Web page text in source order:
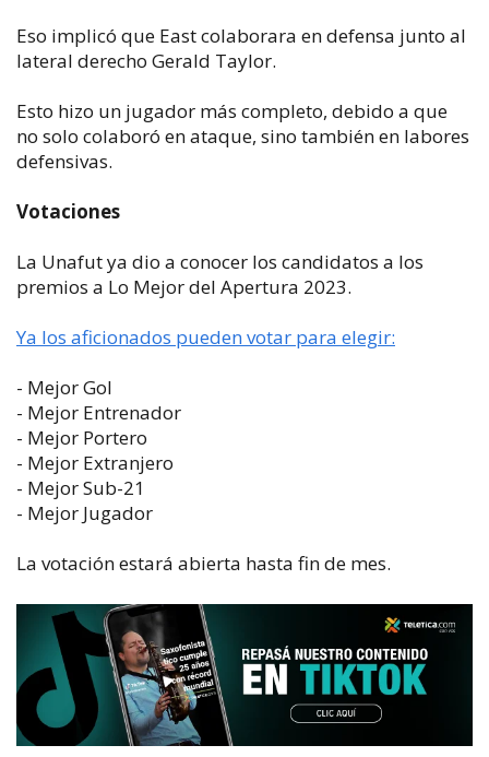
Eso implicó que East colaborara en defensa junto al
lateral derecho Gerald Taylor.
Esto hizo un jugador más completo, debido a que
no solo colaboró en ataque, sino también en labores
defensivas.
Votaciones
La Unafut ya dio a conocer los candidatos a los
premios a Lo Mejor del Apertura 2023.
Ya los aficionados pueden votar para elegir:
- Mejor Gol
- Mejor Entrenador
- Mejor Portero
- Mejor Extranjero
- Mejor Sub-21
- Mejor Jugador
La votación estará abierta hasta fin de mes.